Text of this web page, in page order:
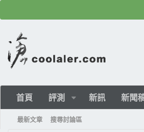
首頁 評測 新訊 新聞
最新文章 搜尋討論區